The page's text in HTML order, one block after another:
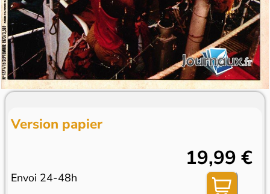
Version papier
Envoi 24-48h
19,99 €